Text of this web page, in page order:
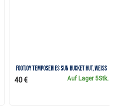
FootJoy TempoSeries Sun Bucket Hut, weiss
Auf Lager 5Stk.
40 €